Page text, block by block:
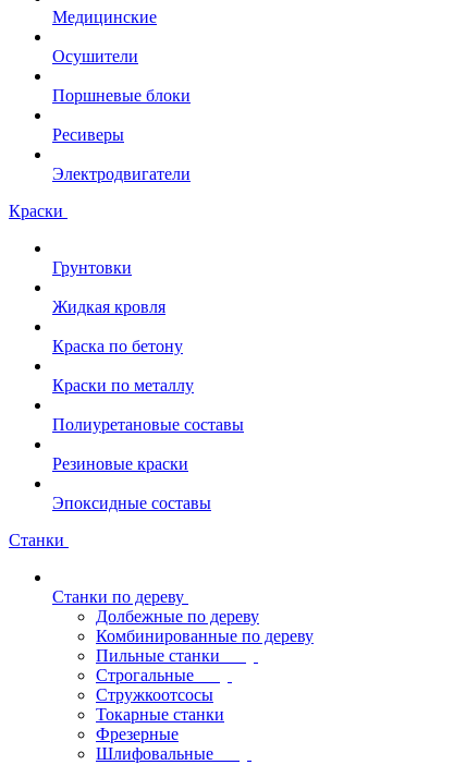
Медицинские
Осушители
Поршневые блоки
Ресиверы
Электродвигатели
Краски
Грунтовки
Жидкая кровля
Краска по бетону
Краски по металлу
Полиуретановые составы
Резиновые краски
Эпоксидные составы
Станки
Станки по дереву
Долбежные по дереву
Комбинированные по дереву
Пильные станки
Строгальные
Стружкоотсосы
Токарные станки
Фрезерные
Шлифовальные